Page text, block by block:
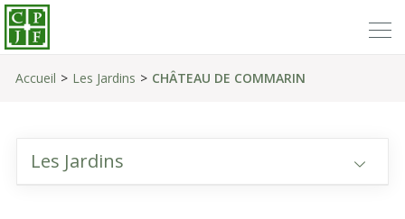
Accueil Les Jardins CHÂTEAU DE COMMARIN
Les Jardins